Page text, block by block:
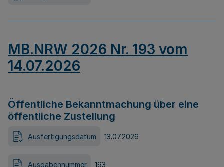
MB.NRW 2026 Nr. 193 vom
14.07.2026
Öffentliche Bekanntmachung über eine
öffentliche Zustellung
Ausfertigungsdatum 13.07.2026
Ausgabennummer 193